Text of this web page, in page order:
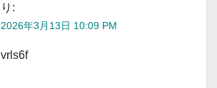
り:
2026年3月13日 10:09 PM
vrls6f